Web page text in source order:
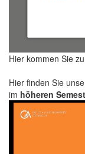
Hier kommen Sie
Hier finden Sie
im höheren